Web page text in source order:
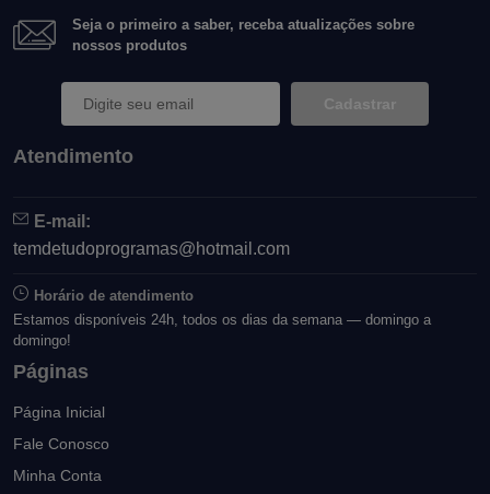
Seja o primeiro a saber, receba atualizações sobre
nossos produtos
Cadastrar
Atendimento
E-mail:
temdetudoprogramas@hotmail.com
Horário de atendimento
Estamos disponíveis 24h, todos os dias da semana — domingo a
domingo!
Páginas
Página Inicial
Fale Conosco
Minha Conta